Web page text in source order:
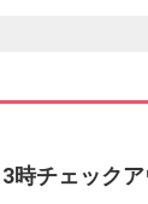
時チェック